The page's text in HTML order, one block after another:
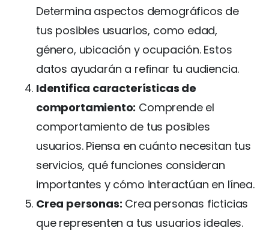
Determina aspectos demográficos de
tus posibles usuarios, como edad,
género, ubicación y ocupación. Estos
datos ayudarán a refinar tu audiencia.
Identifica características de
comportamiento: Comprende el
comportamiento de tus posibles
usuarios. Piensa en cuánto necesitan tus
servicios, qué funciones consideran
importantes y cómo interactúan en línea.
Crea personas: Crea personas ficticias
que representen a tus usuarios ideales.